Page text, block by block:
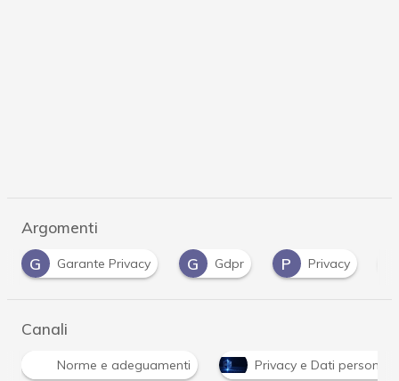
Argomenti
Privacy G Gdpr P Privacy U
UE
Canali
Norme e adeguamenti
Privacy e Dati personali